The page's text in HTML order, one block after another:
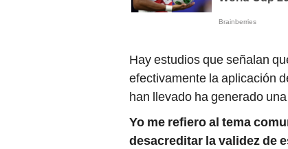
Hay estudios que señalan
efectivamente la aplicación
han llevado ha generado
Yo me refiero al tema
desacreditar la validez de